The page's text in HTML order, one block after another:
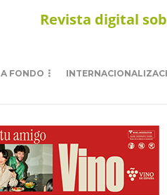
Revista digital
A FONDO